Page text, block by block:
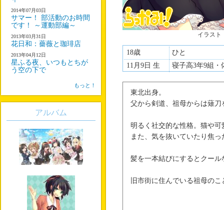
イラスト
18歳
ひと
11月9日 生
寝子高3年9組・
東北出身。
父から剣道、祖母からは薙
明るく社交的な性格。猫や
また、気を抜いていたり焦
髪を一本結びにするとクー
旧市街に住んでいる祖母の
2014年07月03日
サマー！ 部活動のお時間
です！ ～運動部編～
2013年03月31日
花日和：薔薇と珈琲店
2013年04月12日
星ふる夜、いつもとちが
う空の下で
もっと！
アルバム